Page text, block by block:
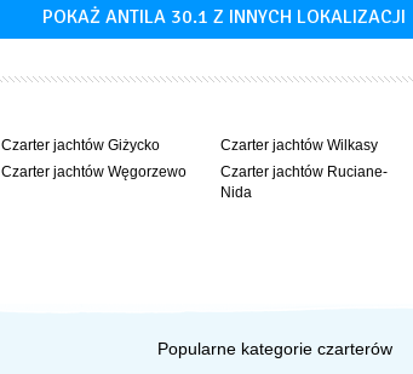
POKAŻ ANTILA 30.1 Z INNYCH LOKALIZACJI
Czarter jachtów Giżycko
Czarter jachtów Węgorzewo
Czarter jachtów Wilkasy
Czarter jachtów Ruciane-
Nida
Popularne kategorie czarterów